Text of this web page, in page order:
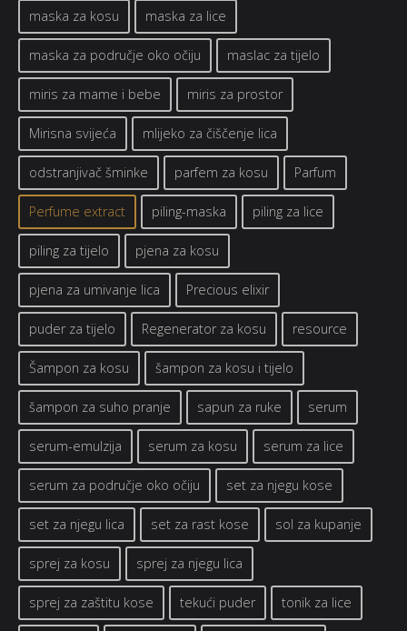
maska za kosu maska za lice
maska za područje oko očiju maslac za tijelo
miris za mame i bebe miris za prostor
Mirisna svijeća mlijeko za čiščenje lica
odstranjivač šminke parfem za kosu Parfum
Perfume extract piling-maska piling za lice
piling za tijelo pjena za kosu
pjena za umivanje lica Precious elixir
puder za tijelo Regenerator za kosu resource
Šampon za kosu šampon za kosu i tijelo
šampon za suho pranje sapun za ruke serum
serum-emulzija serum za kosu serum za lice
serum za područje oko očiju set za njegu kose
set za njegu lica set za rast kose sol za kupanje
sprej za kosu sprej za njegu lica
sprej za zaštitu kose tekući puder tonik za lice